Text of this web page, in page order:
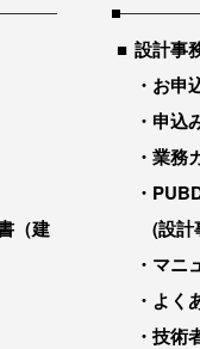
（建
設計事
お申
申込
業務
(設計
マニ
よく
技術